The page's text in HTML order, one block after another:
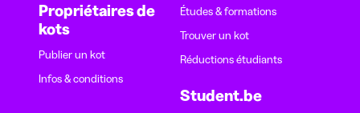
Propriétaires de
kots
Publier un kot
Infos & conditions
Études & formations
Trouver un kot
Réductions étudiants
Student.be